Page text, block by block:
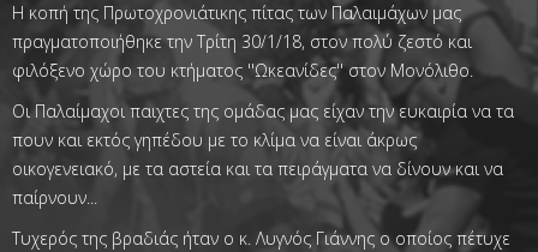
Η κοπή της Πρωτοχρονιάτικης πίτας των Παλαιμάχων μας
πραγματοποιήθηκε την Τρίτη 30/1/18, στον πολύ ζεστό και
φιλόξενο χώρο του κτήματος ''Ωκεανίδες'' στον Μονόλιθο.
Οι Παλαίμαχοι παιχτες της ομάδας μας είχαν την ευκαιρία να τα
πουν και εκτός γηπέδου με το κλίμα να είναι άκρως
οικογενειακό, με τα αστεία και τα πειράγματα να δίνουν και να
παίρνουν...
Τυχερός της βραδιάς ήταν ο κ. Λυγνός Γιάννης ο οποίος πέτυχε